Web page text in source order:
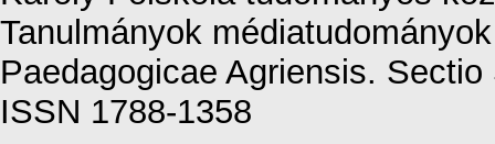
Tanulmányok
Paedagogicae Agriensis.
ISSN 1788-1358